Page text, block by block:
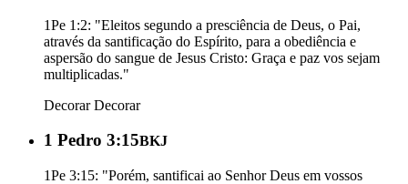
1Pe 1:2: "Eleitos segundo a presciência de Deus, o Pai,
através da santificação do Espírito, para a obediência e
aspersão do sangue de Jesus Cristo: Graça e paz vos sejam
multiplicadas."
Decorar Decorar
1 Pedro 3:15BKJ
1Pe 3:15: "Porém, santificai ao Senhor Deus em vossos